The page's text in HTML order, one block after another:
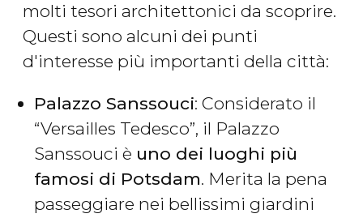
molti tesori architettonici da scoprire.
Questi sono alcuni dei punti
d'interesse più importanti della città:
Palazzo Sanssouci: Considerato il
“Versailles Tedesco”, il Palazzo
Sanssouci è uno dei luoghi più
famosi di Potsdam. Merita la pena
passeggiare nei bellissimi giardini